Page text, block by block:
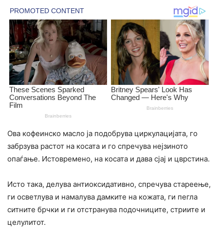
Ова кофеинско масло ја подобрува циркулацијата, го
забрзува растот на косата и го спречува нејзиното
опаѓање. Истовремено, на косата и дава сјај и цврстина.
Исто така, делува антиоксидативно, спречува стареење,
ги осветлува и намалува дамките на кожата, ги пегла
ситните брчки и ги отстранува подочниците, стриите и
целулитот.